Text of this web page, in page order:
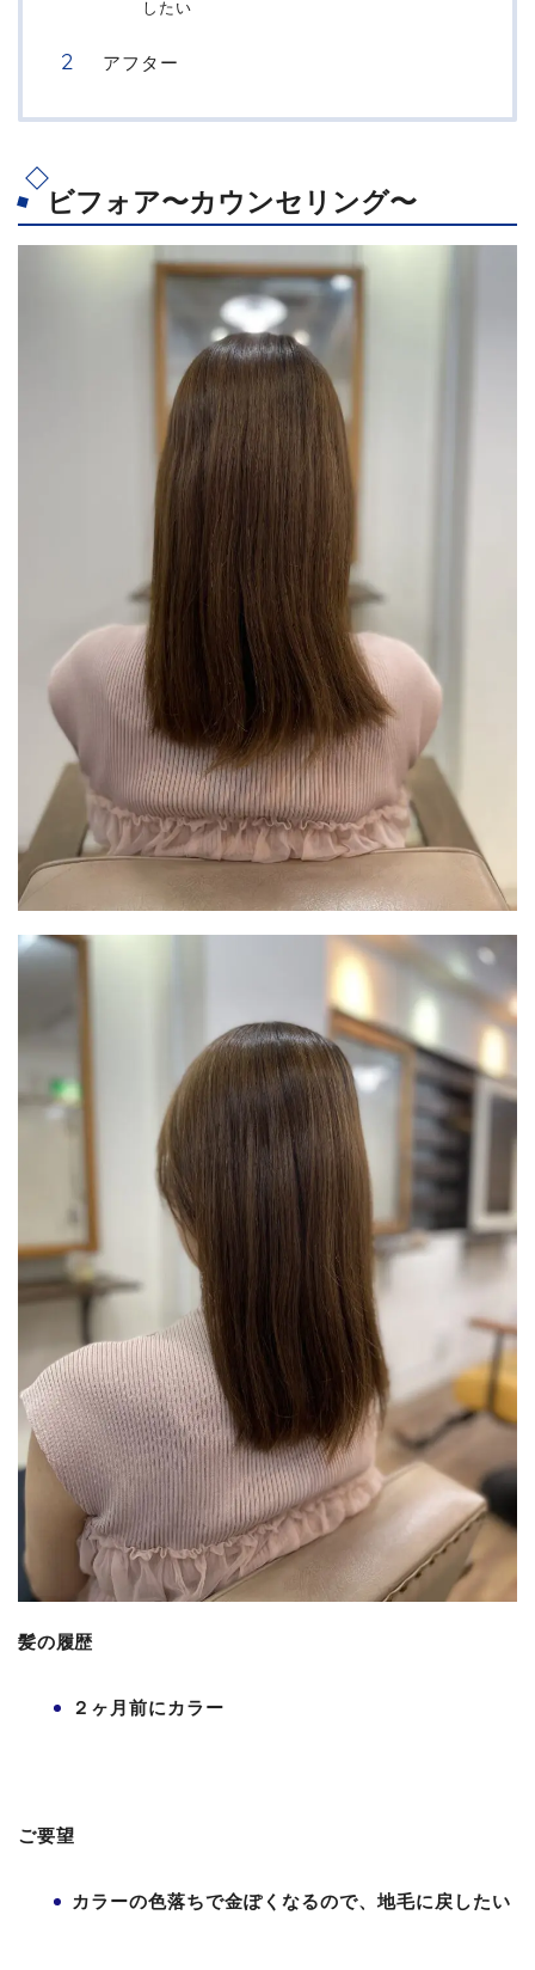
したい
アフター
ビフォア〜カウンセリング〜
髪の履歴
２ヶ月前にカラー
ご要望
カラーの色落ちで金ぽくなるので、地毛に戻したい